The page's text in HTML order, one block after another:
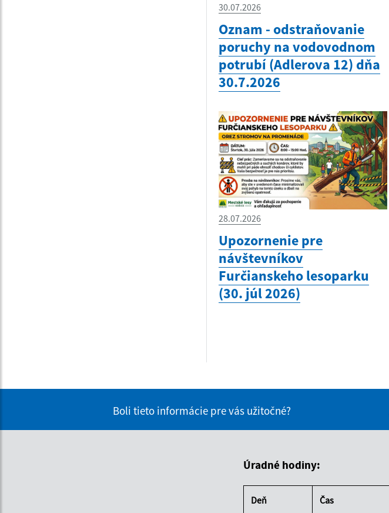
30.07.2026
Oznam - odstraňovanie
poruchy na vodovodnom
potrubí (Adlerova 12) dňa
30.7.2026
28.07.2026
Upozornenie pre
návštevníkov
Furčianskeho lesoparku
(30. júl 2026)
Boli tieto informácie pre vás užitočné?
Úradné hodiny:
Deň Čas